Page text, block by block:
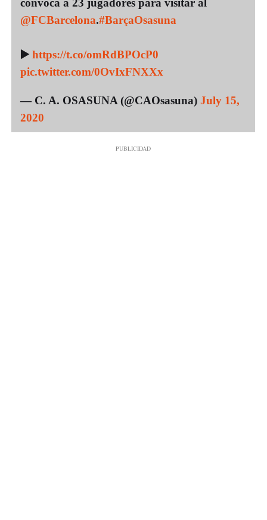
convoca a 23 jugadores para visitar al
@FCBarcelona.#BarçaOsasuna
▶️ https://t.co/omRdBPOcP0
pic.twitter.com/0OvIxFNXXx
— C. A. OSASUNA (@CAOsasuna) July 15,
2020